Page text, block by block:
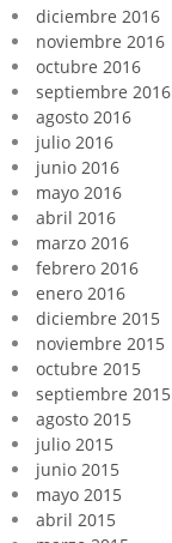
diciembre 2016
noviembre 2016
octubre 2016
septiembre 2016
agosto 2016
julio 2016
junio 2016
mayo 2016
abril 2016
marzo 2016
febrero 2016
enero 2016
diciembre 2015
noviembre 2015
octubre 2015
septiembre 2015
agosto 2015
julio 2015
junio 2015
mayo 2015
abril 2015